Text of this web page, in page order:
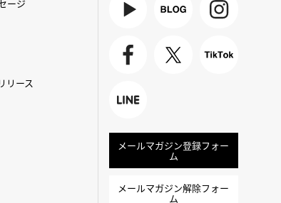
ージ
リース
メールマガジン登録フォー
ム
メールマガジン解除フォー
ム